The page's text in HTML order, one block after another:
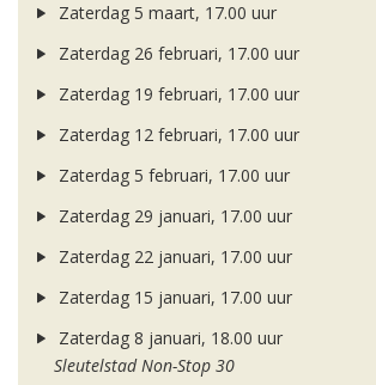
Zaterdag 5 maart, 17.00 uur
Zaterdag 26 februari, 17.00 uur
Zaterdag 19 februari, 17.00 uur
Zaterdag 12 februari, 17.00 uur
Zaterdag 5 februari, 17.00 uur
Zaterdag 29 januari, 17.00 uur
Zaterdag 22 januari, 17.00 uur
Zaterdag 15 januari, 17.00 uur
Zaterdag 8 januari, 18.00 uur
Sleutelstad Non-Stop 30